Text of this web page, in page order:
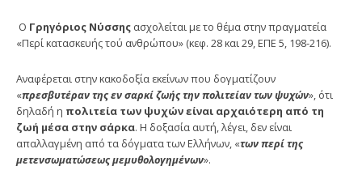
Ο Γρηγόριος Νύσσης ασχολείται με το θέμα στην πραγματεία
«Περί κατασκευής τού ανθρώπου» (κεφ. 28 και 29, ΕΠΕ 5, 198-216).
Αναφέρεται στην κακοδοξία εκείνων που δογματίζουν
«πρεσβυτέραν της εν σαρκί ζωής την πολιτείαν των ψυ­χών», ότι
δηλαδή η πολιτεία των ψυχών είναι αρχαιότερη από τη
ζωή μέσα στην σάρκα. Η δοξασία αυτή, λέγει, δεν είναι
απαλλαγμένη από τα δόγματα των Ελλήνων, «των περί της
μετενσωματώσεως μεμυθολογημένων».